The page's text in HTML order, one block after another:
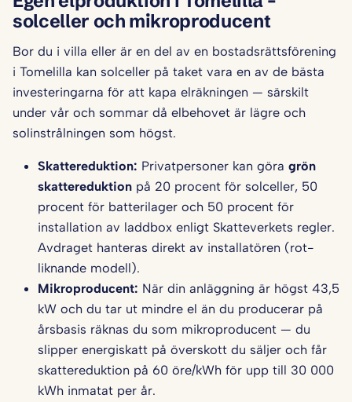
solceller och mikroproducent
Bor du i villa eller är en del av en bostadsrättsförening
i Tomelilla kan solceller på taket vara en av de bästa
investeringarna för att kapa elräkningen — särskilt
under vår och sommar då elbehovet är lägre och
solinstrålningen som högst.
Skattereduktion: Privatpersoner kan göra grön
skattereduktion på 20 procent för solceller, 50
procent för batterilager och 50 procent för
installation av laddbox enligt Skatteverkets regler.
Avdraget hanteras direkt av installatören (rot-
liknande modell).
Mikroproducent: När din anläggning är högst 43,5
kW och du tar ut mindre el än du producerar på
årsbasis räknas du som mikroproducent — du
slipper energiskatt på överskott du säljer och får
skattereduktion på 60 öre/kWh för upp till 30 000
kWh inmatat per år.